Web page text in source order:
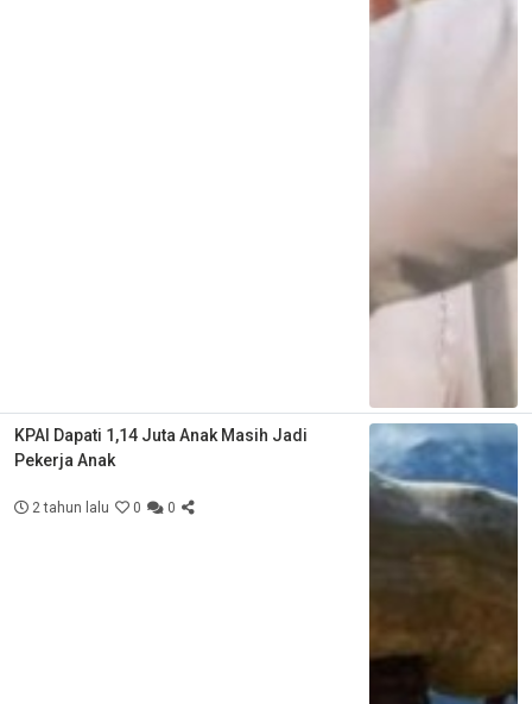
KPAI Dapati 1,14 Juta Anak Masih Jadi
Pekerja Anak
2 tahun lalu 0 0